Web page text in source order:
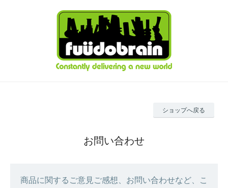
ショップへ戻る
お問い合わせ
商品に関するご意見ご感想、お問い合わせなど、こ